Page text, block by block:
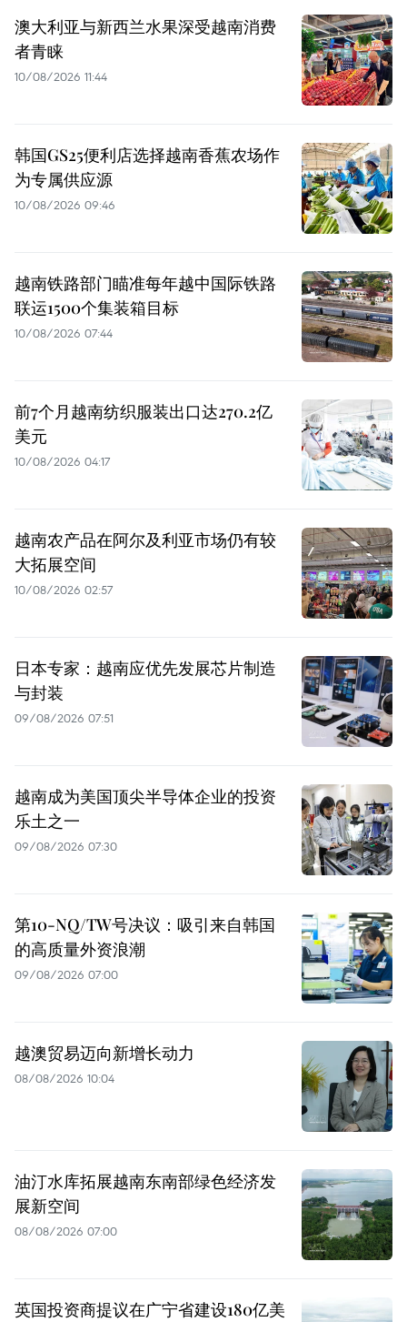
澳大利亚与新西兰水果深受越南消费
者青睐
10/08/2026 11:44
韩国GS25便利店选择越南香蕉农场作
为专属供应源
10/08/2026 09:46
越南铁路部门瞄准每年越中国际铁路
联运1500个集装箱目标
10/08/2026 07:44
前7个月越南纺织服装出口达270.2亿
美元
10/08/2026 04:17
越南农产品在阿尔及利亚市场仍有较
大拓展空间
10/08/2026 02:57
日本专家：越南应优先发展芯片制造
与封装
09/08/2026 07:51
越南成为美国顶尖半导体企业的投资
乐土之一
09/08/2026 07:30
第10-NQ/TW号决议：吸引来自韩国
的高质量外资浪潮
09/08/2026 07:00
越澳贸易迈向新增长动力
08/08/2026 10:04
油汀水库拓展越南东南部绿色经济发
展新空间
08/08/2026 07:00
英国投资商提议在广宁省建设180亿美